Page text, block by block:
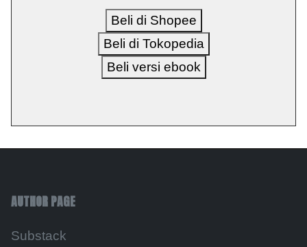
Beli di Shopee
Beli di Tokopedia
Beli versi ebook
AUTHOR PAGE
Substack